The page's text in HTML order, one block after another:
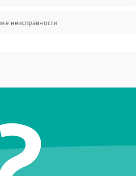
неисправности